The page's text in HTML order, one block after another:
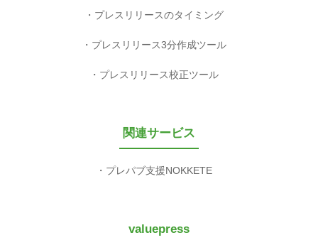
プレスリリースのタイミング
プレスリリース3分作成ツール
プレスリリース校正ツール
関連サービス
プレパブ支援NOKKETE
valuepress